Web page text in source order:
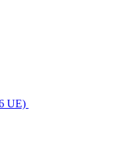
UE)